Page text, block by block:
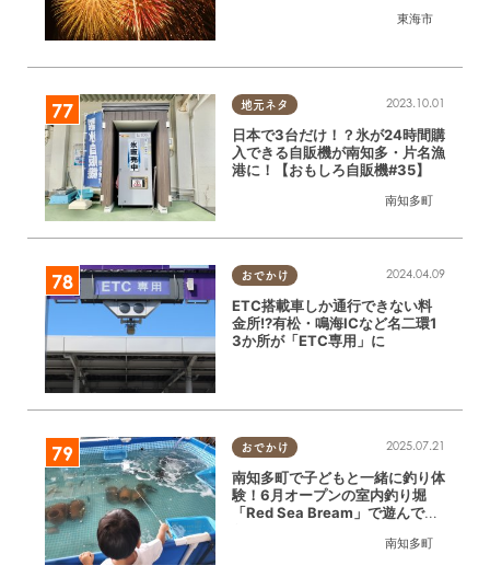
東海市
地元ネタ
南知多町
2023.10.01
日本で3台だけ！？氷が24時間購
入できる自販機が南知多・片名漁
港に！【おもしろ自販機#35】
おでかけ 2024.04.09
ETC搭載車しか通行できない料
金所!?有松・鳴海ICなど名二環1
3か所が「ETC専用」に
おでかけ
南知多町
2025.07.21
南知多町で子どもと一緒に釣り体
験！6月オープンの室内釣り堀
「Red Sea Bream」で遊んでき